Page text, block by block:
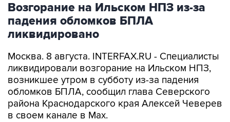
Возгорание на Ильском НПЗ из-за
падения обломков БПЛА
ликвидировано
Москва. 8 августа. INTERFAX.RU - Специалисты
ликвидировали возгорание на Ильском НПЗ,
возникшее утром в субботу из-за падения
обломков БПЛА, сообщил глава Северского
района Краснодарского края Алексей Чеверев
в своем канале в Max.